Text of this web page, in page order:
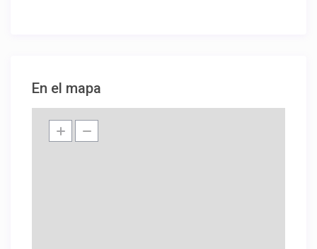
En el mapa